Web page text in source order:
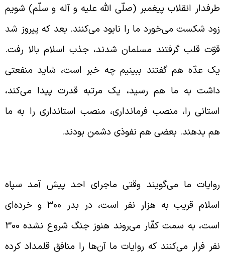
انقلاب پیغمبر (صلّی الله علیه و آله و سلّم) شویم
شکست می‌خورد ما را نابود می‌کنند. بعد که پیروز شد
قلب گرفتند مسلمان شدند، جذب اسلام بالا رفت.
عدّه هم گفتند ببینیم چه خبر است، شاید منفعتی
به ما هم رسید، یک مرتبه قدرت پیدا می‌کند،
را، منصب فرمانداری، منصب استانداری را به ما
بدهند. بعضی هم نفوذی دشمن بودند.
ما می‌گویند وقتی ماجرای احد پیش آمد سپاه
اسلام قریب به هزار نفر است، در بدر 300 و خرده‌ای
است، به سمت کفّار می‌روند هنوز جنگ شروع نشده 300
فرار می‌کنند که روایات ما آن‌ها را منافق قلمداد کرده